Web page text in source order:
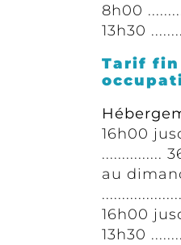
8h00
13h30
Tarif fin
16h00
...............
au
16h00
13h30